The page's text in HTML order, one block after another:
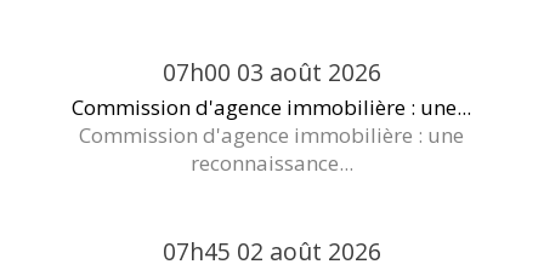
07h00 03 août 2026
Commission d'agence immobilière : une...
Commission d'agence immobilière : une
reconnaissance...
07h45 02 août 2026